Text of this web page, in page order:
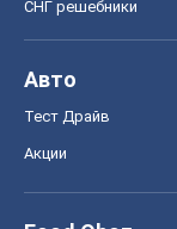
СНГ решебники
Авто
Тест Драйв
Акции